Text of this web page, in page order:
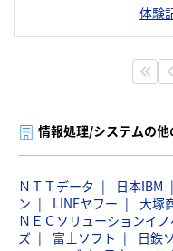
体験
情報処理/システムの
ＮＴＴデータ 日本IBM
ン
LINEヤフー 大塚
ＮＥＣソリューションイノ
ズ
富士ソフト 日鉄